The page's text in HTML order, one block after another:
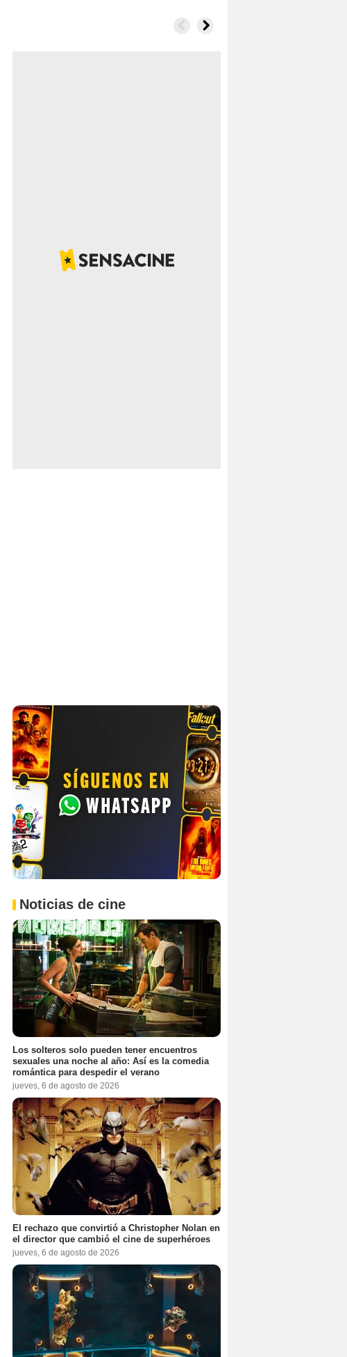
Noticias de cine
Los solteros solo pueden tener encuentros
sexuales una noche al año: Así es la comedia
romántica para despedir el verano
jueves, 6 de agosto de 2026
El rechazo que convirtió a Christopher Nolan en
el director que cambió el cine de superhéroes
jueves, 6 de agosto de 2026